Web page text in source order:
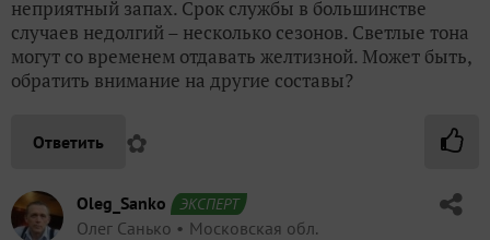
неприятный запах. Срок службы в большинстве
случаев недолгий – несколько сезонов. Светлые тона
могут со временем отдавать желтизной. Может быть,
обратить внимание на другие составы?
Ответить ✿
Oleg_Sanko ЭКСПЕРТ
Олег Санько
Московская обл.